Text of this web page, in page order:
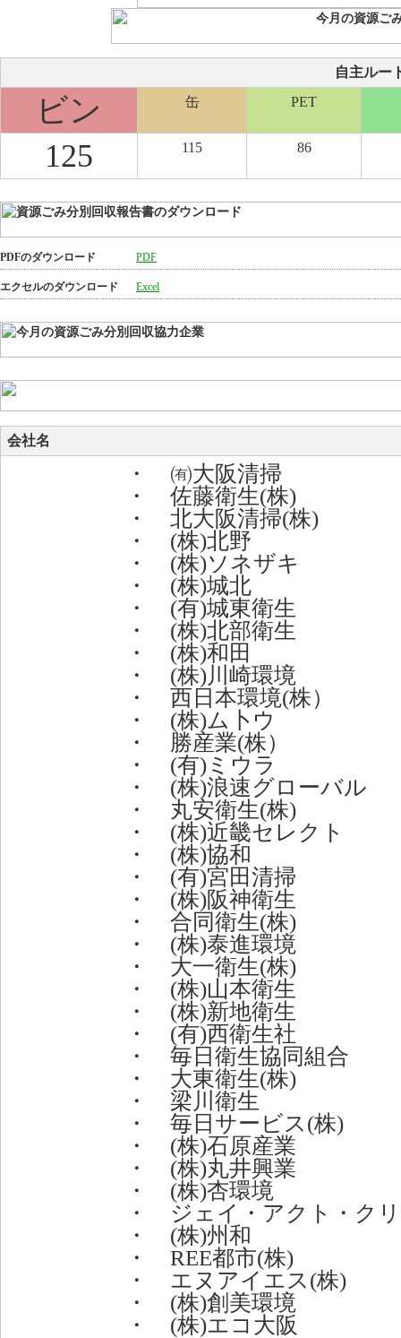
自主ルー
ビン 缶 PET
125 115 86
PDFのダウンロード PDF
エクセルのダウンロード Excel
会社名
・ ㈲大阪清掃
・ 佐藤衛生(株)
・ 北大阪清掃(株)
・ (株)北野
・ (株)ソネザキ
・ (株)城北
・ (有)城東衛生
・ (株)北部衛生
・ (株)和田
・ (株)川崎環境
・ 西日本環境(株）
・ (株)ム卜ウ
・ 勝産業(株）
・ (有)ミウラ
・ (株)浪速グローバル
・ 丸安衛生(株)
・ (株)近畿セレクト
・ (株)協和
・ (有)宮田清掃
・ (株)阪神衛生
・ 合同衛生(株)
・ (株)泰進環境
・ 大一衛生(株)
・ (株)山本衛生
・ (株)新地衛生
・ (有)西衛生社
・ 毎日衛生協同組合
・ 大東衛生(株)
・ 梁川衛生
・ 毎日サービス(株)
・ (株)石原産業
・ (株)丸井興業
・ (株)杏環境
・ ジェイ・アクト・ク
・ (株)州和
・ REE都市(株)
・ エヌアイエス(株)
・ (株)創美環境
・ (株)エコ大阪